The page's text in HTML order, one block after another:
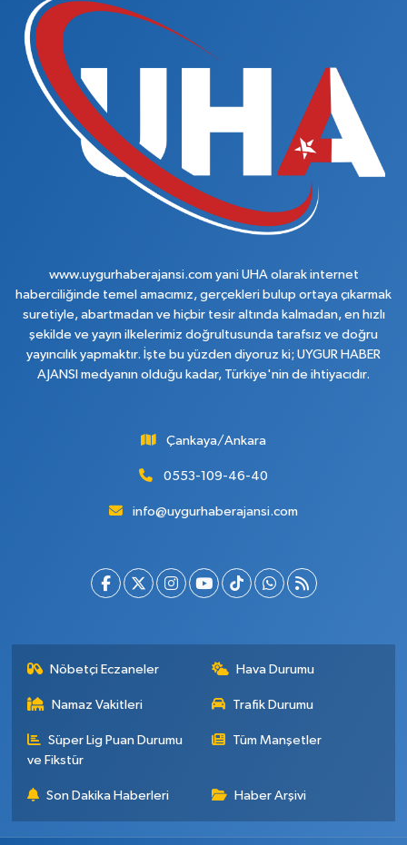
www.uygurhaberajansi.com yani UHA olarak internet
haberciliğinde temel amacımız, gerçekleri bulup ortaya çıkarmak
suretiyle, abartmadan ve hiçbir tesir altında kalmadan, en hızlı
şekilde ve yayın ilkelerimiz doğrultusunda tarafsız ve doğru
yayıncılık yapmaktır. İşte bu yüzden diyoruz ki; UYGUR HABER
AJANSI medyanın olduğu kadar, Türkiye'nin de ihtiyacıdır.
Çankaya/Ankara
0553-109-46-40
info@uygurhaberajansi.com
Nöbetçi Eczaneler Hava Durumu
Namaz Vakitleri Trafik Durumu
Süper Lig Puan Durumu
ve Fikstür
Tüm Manşetler
Son Dakika Haberleri Haber Arşivi